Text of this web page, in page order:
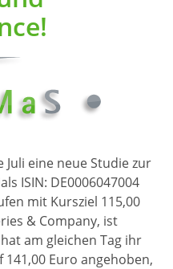
Juli eine neue Studie zur
ISIN: DE0006047004
mit Kursziel 115,00
& Company, ist
am gleichen Tag ihr
141,00 Euro angehoben,